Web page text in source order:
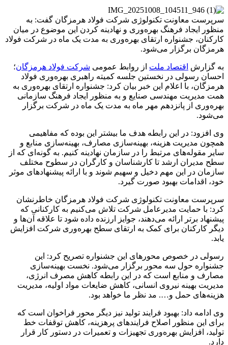
سرپرست معاونت تکنولوژی شرکت فولاد هرمزگان گفت: به
منظور ایجاد فرهنگ بهره‌وری و نهادینه کردن این موضوع در میان
کارکنان، جشنواره ارتقای بهره‌وری به مدت یک ماه در شرکت فولاد
هرمزگان برگزار می‌شود.
به گزارش اقتصاد ملت از روابط عمومی شرکت فولاد هرمزگان؛
احسان رسولی در نخستین جلسه کمیته راهبری بهره‌وری فولاد
هرمزگان، با اعلام این خبر بیان کرد: جشنواره ارتقای بهره‌وری به
همت مدیریت مهندسی صنایع و به منظور ایجاد فرهنگ سازمانی
بهره‌وری از پانزدهم مهر ماه به مدت یک ماه در شرکت برگزار
می‌شود.
وی افزود: در این رابطه هدف ما بیشتر این بوده که مفاهیمی
همچون مدیریت هزینه، بهینه‌سازی مصارف، بهینه‌سازی منابع و
سایر مقوله‌های مرتبط را در سازمان نهادینه کنیم. به گونه‌ای که از
سطح مدیران ارشد تا کارشناسان و کارگران در سطوح مختلف
سازمان در این مهم دخیل و سهیم شوند و با ارائه پیشنهادهای موثر
خود، اقدامات بهبود صورت گیرد.
سرپرست معاونت تکنولوژی شرکت فولاد هرمزگان خاطرنشان
کرد: با حمایت مدیرعامل شرکت تلاش می‌کنیم به کارکنانی که
پیشنهاد برتر ارائه می‌دهند، جوایز ارزنده داده شود تا علاقه آن‌ها و
دیگر کارکنان برای کمک به ارتقای سطح بهره‌وری شرکت افزایش
یابد.
رسولی در خصوص محورهای این جشنواره تصریح کرد: این
جشنواره حول سه محور برگزار می‌شود. نخست بهینه‌سازی
مصارف و منابع است که در این رابطه کاهش مصرف انرژی،
مدیریت بهینه نیروی انسانی، کاهش ضایعات مواد اولیه، مدیریت
هزینه‌های حمل و…. مد نظر ما خواهد بود.
وی ادامه داد: بهبود فرایند تولید نیز دیگر محور فراخوان است که
برای این منظور اصلاح فرایندهای پرهزینه، کاهش توقفات خط
تولید، افزایش بهره‌وری تجهیزات و تعمیرات در دستور کار قرار
دارد.